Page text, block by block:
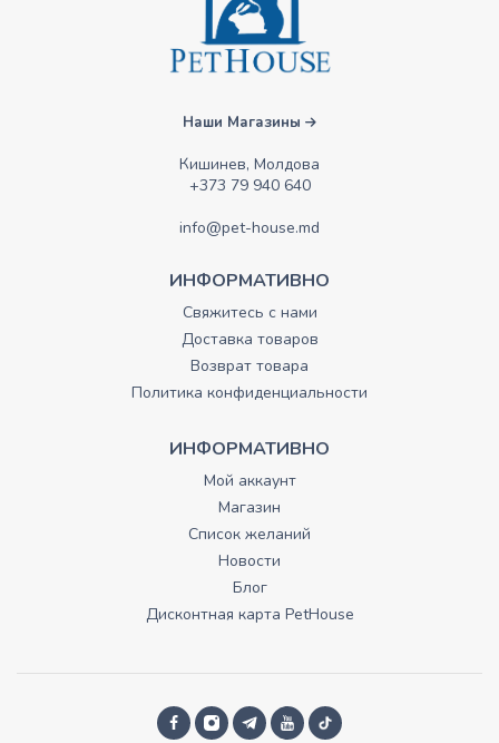
Наши Магазины
Кишинев, Молдова
+373 79 940 640
info@pet-house.md
ИНФОРМАТИВНО
Свяжитесь с нами
Доставка товаров
Возврат товара
Политика конфиденциальности
ИНФОРМАТИВНО
Мой аккаунт
Магазин
Список желаний
Новости
Блог
Дисконтная карта PetHouse